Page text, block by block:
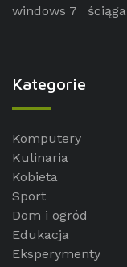
windows 7
ściąga
Kategorie
Komputery
Kulinaria
Kobieta
Sport
Dom i ogród
Edukacja
Eksperymenty